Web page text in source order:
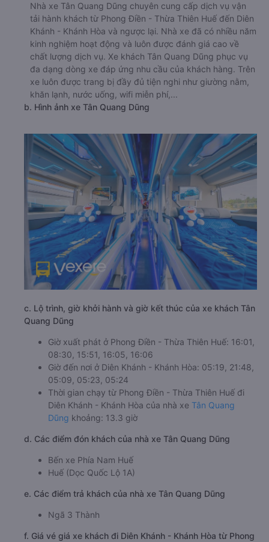
Nhà xe Tân Quang Dũng chuyên cung cấp dịch vụ vận
tải hành khách từ Phong Điền - Thừa Thiên Huế đến Diên
Khánh - Khánh Hòa và ngược lại. Nhà xe đã có nhiều năm
kinh nghiệm hoạt động và luôn được đánh giá cao về
chất lượng dịch vụ. Xe khách Tân Quang Dũng phục vụ
đa dạng dòng xe đáp ứng nhu cầu của khách hàng. Trên
xe luôn được trang bị đầy đủ tiện nghi như giường nằm,
khăn lạnh, nước uống, wifi miễn phí,...
b. Hình ảnh xe Tân Quang Dũng
c. Lộ trình, giờ khởi hành và giờ kết thúc của xe khách Tân
Quang Dũng
Giờ xuất phát ở Phong Điền - Thừa Thiên Huế: 16:01,
08:30, 15:51, 16:05, 16:06
Giờ đến nơi ở Diên Khánh - Khánh Hòa: 05:19, 21:48,
05:09, 05:23, 05:24
Thời gian chạy từ Phong Điền - Thừa Thiên Huế đi
Diên Khánh - Khánh Hòa của nhà xe Tân Quang
Dũng khoảng: 13.3 giờ
d. Các điểm đón khách của nhà xe Tân Quang Dũng
Bến xe Phía Nam Huế
Huế (Dọc Quốc Lộ 1A)
e. Các điểm trả khách của nhà xe Tân Quang Dũng
Ngã 3 Thành
f. Giá vé giá xe khách đi Diên Khánh - Khánh Hòa từ Phong